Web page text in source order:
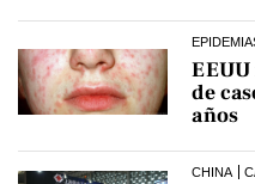
de
años
CHINA